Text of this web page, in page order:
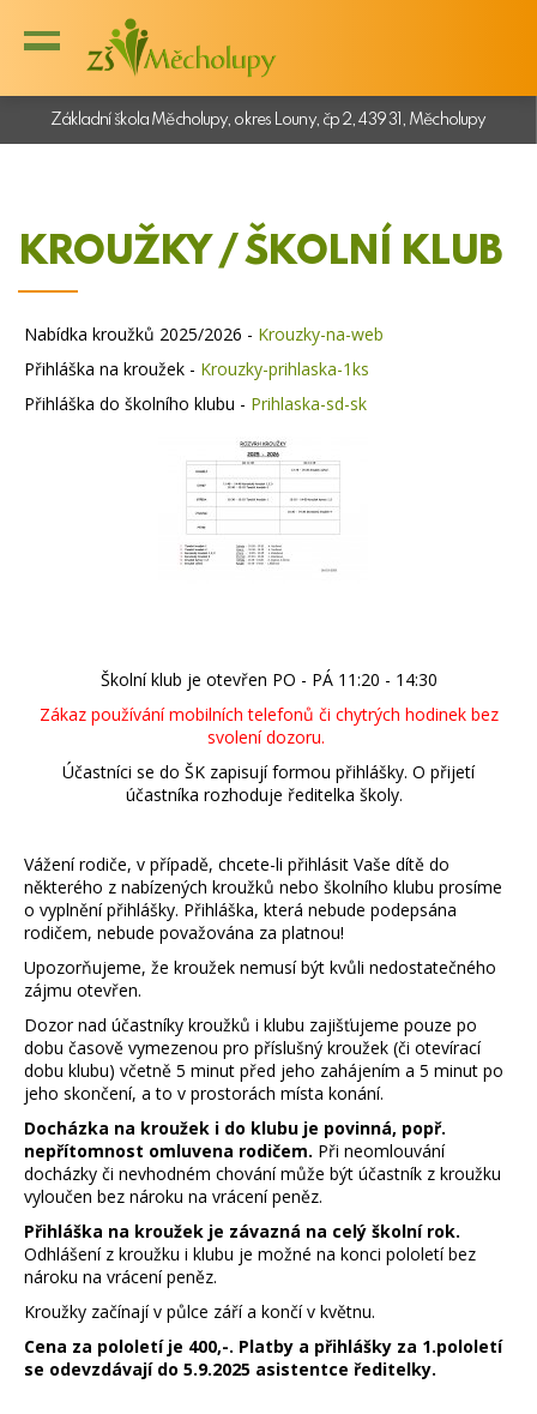
Základní škola Měcholupy, okres Louny, čp 2, 439 31, Měcholupy
KROUŽKY / ŠKOLNÍ KLUB
Nabídka kroužků 2025/2026 - Krouzky-na-web
Přihláška na kroužek - Krouzky-prihlaska-1ks
Přihláška do školního klubu - Prihlaska-sd-sk
Školní klub je otevřen PO - PÁ 11:20 - 14:30
Zákaz používání mobilních telefonů či chytrých hodinek bez
svolení dozoru.
Účastníci se do ŠK zapisují formou přihlášky. O přijetí
účastníka rozhoduje ředitelka školy.
Vážení rodiče, v případě, chcete-li přihlásit Vaše dítě do
některého z nabízených kroužků nebo školního klubu prosíme
o vyplnění přihlášky. Přihláška, která nebude podepsána
rodičem, nebude považována za platnou!
Upozorňujeme, že kroužek nemusí být kvůli nedostatečného
zájmu otevřen.
Dozor nad účastníky kroužků i klubu zajišťujeme pouze po
dobu časově vymezenou pro příslušný kroužek (či otevírací
dobu klubu) včetně 5 minut před jeho zahájením a 5 minut po
jeho skončení, a to v prostorách místa konání.
Docházka na kroužek i do klubu je povinná, popř.
nepřítomnost omluvena rodičem. Při neomlouvání
docházky či nevhodném chování může být účastník z kroužku
vyloučen bez nároku na vrácení peněz.
Přihláška na kroužek je závazná na celý školní rok.
Odhlášení z kroužku i klubu je možné na konci pololetí bez
nároku na vrácení peněz.
Kroužky začínají v půlce září a končí v květnu.
Cena za pololetí je 400,-. Platby a přihlášky za 1.pololetí
se odevzdávají do 5.9.2025 asistentce ředitelky.